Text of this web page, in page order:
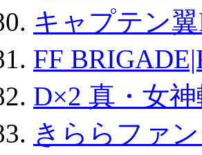
キャプテン
FF
D×2 真・女
きららファ